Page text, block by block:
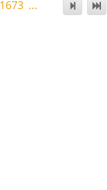
1673 ...